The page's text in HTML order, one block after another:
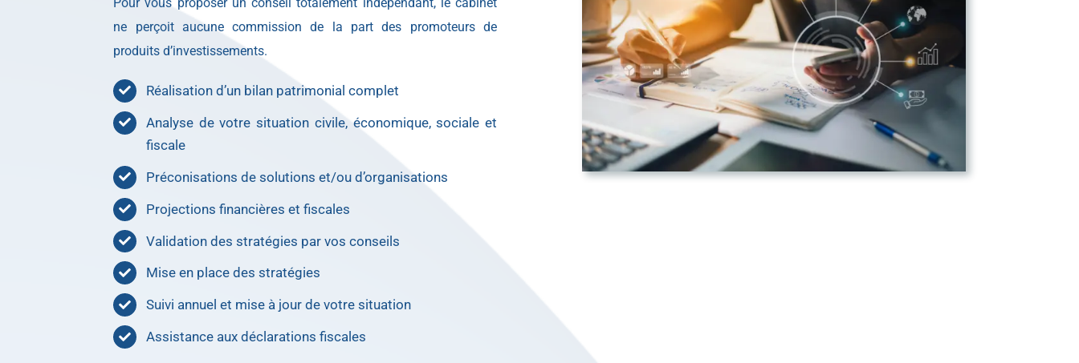
ne perçoit aucune commission de la part des promoteurs de
produits d’investissements.
Réalisation d’un bilan patrimonial complet
Analyse de votre situation civile, économique, sociale et
fiscale
Préconisations de solutions et/ou d’organisations
Projections financières et fiscales
Validation des stratégies par vos conseils
Mise en place des stratégies
Suivi annuel et mise à jour de votre situation
Assistance aux déclarations fiscales